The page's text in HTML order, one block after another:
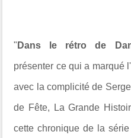
" Dans le rétro de
présenter ce qui a marqué
avec la complicité de
de Fête, La Grande
cette chronique de la